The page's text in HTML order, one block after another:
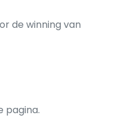
de winning van
pagina.